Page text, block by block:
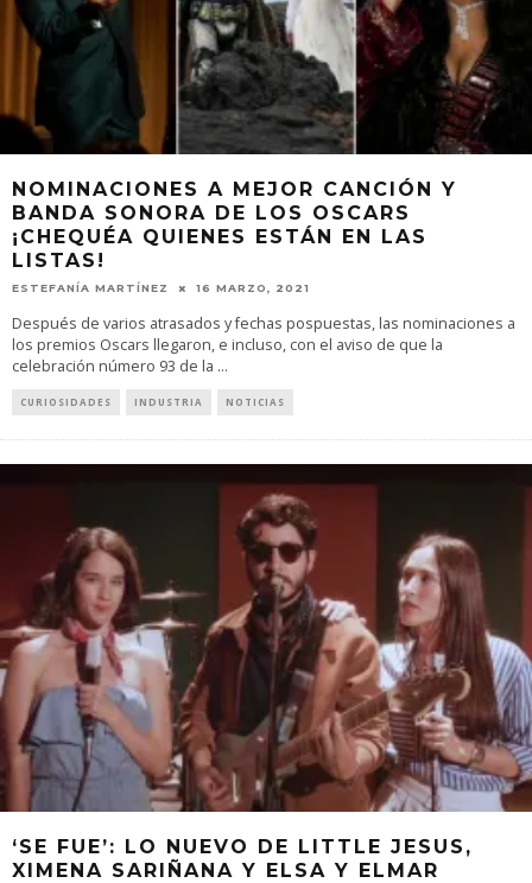
NOMINACIONES A MEJOR CANCIÓN Y
BANDA SONORA DE LOS OSCARS
¡CHEQUÉA QUIENES ESTÁN EN LAS
LISTAS!
ESTEFANÍA MARTÍNEZ 16 MARZO, 2021
Después de varios atrasados y fechas pospuestas, las nominaciones a
los premios Oscars llegaron, e incluso, con el aviso de que la
celebración número 93 de la ...
CURIOSIDADES INDUSTRIA NOTICIAS
‘SE FUE’: LO NUEVO DE LITTLE JESUS,
XIMENA SARIÑANA Y ELSA Y ELMAR